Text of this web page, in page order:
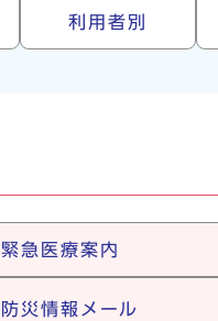
利用者別
緊急医療案内
防災情報メール